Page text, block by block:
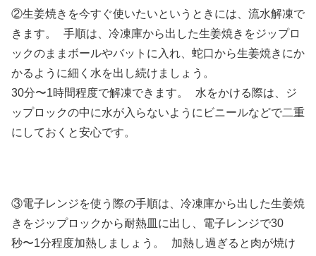
②生姜焼きを今すぐ使いたいというときには、流水解凍で
きます。 手順は、冷凍庫から出した生姜焼きをジップロ
ックのままボールやバットに入れ、蛇口から生姜焼きにか
かるように細く水を出し続けましょう。
30分〜1時間程度で解凍できます。 水をかける際は、ジ
ップロックの中に水が入らないようにビニールなどで二重
にしておくと安心です。
③電子レンジを使う際の手順は、冷凍庫から出した生姜焼
きをジップロックから耐熱皿に出し、電子レンジで30
秒〜1分程度加熱しましょう。 加熱し過ぎると肉が焼け